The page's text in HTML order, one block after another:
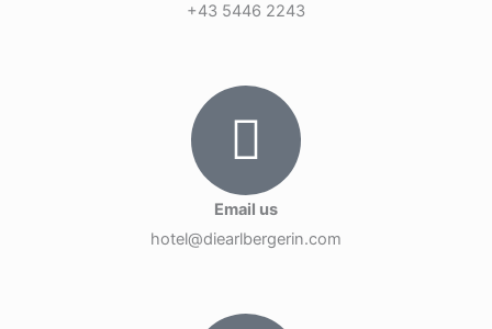
+43 5446 2243
Email us
hotel@diearlbergerin.com